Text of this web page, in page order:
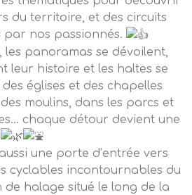
du territoire, et des circuits
nos passionnés.
les panoramas se dévoilent,
leur histoire et les haltes se
églises et des chapelles
moulins, dans les parcs et
chaque détour devient une
une porte d’entrée vers
cyclables incontournables du
halage situé le long de la